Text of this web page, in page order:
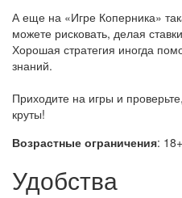
А еще на «Игре Коперника»
можете рисковать, делая
Хорошая стратегия иногда
знаний.
Приходите на игры и
круты!
Возрастные ограничения: 18+
Удобства